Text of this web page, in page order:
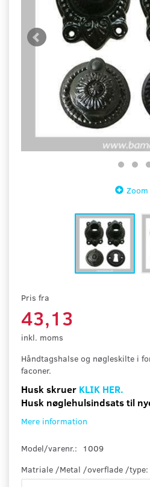
Zoom
Pris fra
43,13
inkl. moms
Håndtagshalse og nøgleskilte i
faconer.
Husk skruer KLIK HER.
Husk nøglehulsindsats til
Mere information
Model/varenr.:
1009
Matriale /Metal /overflade /type: